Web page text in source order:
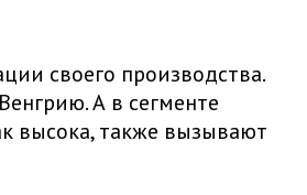
своего производства.
А в сегменте
высока, также вызывают